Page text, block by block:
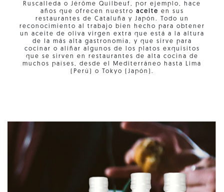
Ruscalleda o Jérôme Quilbeuf, por ejemplo, hace
años que ofrecen nuestro aceite en sus
restaurantes de Cataluña y Japón. Todo un
reconocimiento al trabajo bien hecho para obtener
un aceite de oliva virgen extra que está a la altura
de la más alta gastronomía, y que sirve para
cocinar o aliñar algunos de los platos exquisitos
que se sirven en restaurantes de alta cocina de
muchos países, desde el Mediterráneo hasta Lima
(Perú) o Tokyo (Japón).